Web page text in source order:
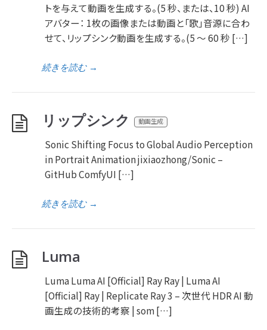
トを与えて動画を生成する。(5 秒、または、10 秒) AI
アバター： 1枚の画像または動画と「歌」音源に合わ
せて、リップシンク動画を生成する。(5 ～ 60 秒 […]
続きを読む→
リップシンク 動画生成
Sonic Shifting Focus to Global Audio Perception
in Portrait Animation jixiaozhong/Sonic –
GitHub ComfyUI […]
続きを読む→
Luma
Luma Luma AI [Official] Ray Ray | Luma AI
[Official] Ray | Replicate Ray 3 – 次世代 HDR AI 動
画生成の技術的考察 | som […]